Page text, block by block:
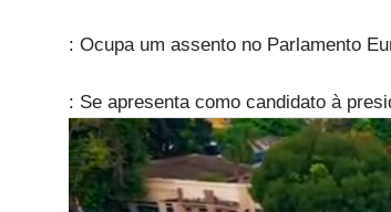
: Ocupa um assento no Parlamento
: Se apresenta como candidato à